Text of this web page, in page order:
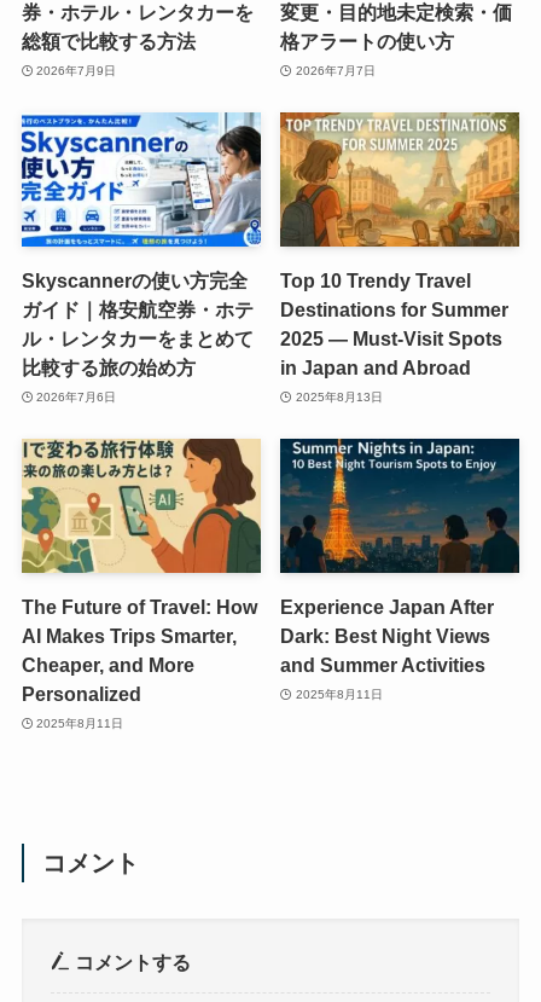
券・ホテル・レンタカーを
総額で比較する方法
2026年7月9日
変更・目的地未定検索・価
格アラートの使い方
2026年7月7日
Skyscannerの使い方完全
ガイド｜格安航空券・ホテ
ル・レンタカーをまとめて
比較する旅の始め方
2026年7月6日
Top 10 Trendy Travel
Destinations for Summer
2025 — Must-Visit Spots
in Japan and Abroad
2025年8月13日
The Future of Travel: How
AI Makes Trips Smarter,
Cheaper, and More
Personalized
2025年8月11日
Experience Japan After
Dark: Best Night Views
and Summer Activities
2025年8月11日
コメント
コメントする